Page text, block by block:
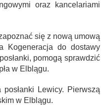
oraz kancelariami
się z nową umową
Kogeneracja do dostawy
pomogą sprawdzić
w Elblągu.
Lewicy. Pierwszą
w Elblągu.